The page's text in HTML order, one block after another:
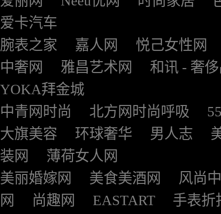
爱卡汽车
腕表之家
嘉人网
悦己女性网
中奢网
雅昌艺术网
和讯 - 奢
YOKA拜金城
中青网时尚
北方网时尚呼吸
大旗美容
环球奢华 男人志
装网
薄荷女人网
美丽婚嫁网
美食美酒网
风尚
网
尚趣网 EASTART
手表折